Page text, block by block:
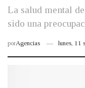
La salud mental
sido una
porAgencias lunes, 11